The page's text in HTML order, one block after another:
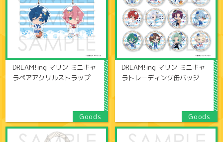
DREAM!ing マリン ミニキャ
ラペアアクリルストラップ
DREAM!ing マリン ミニキャ
ラトレーディング缶バッジ